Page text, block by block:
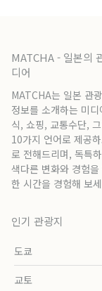
MATCHA - 일본의
디어
MATCHA는 일본 관
정보를 소개하는 미
식, 쇼핑, 교통수단,
10가지 언어로 제공
로 전해드리며, 독특
색다른 변화와 경험
한 시간을 경험해 보
인기 관광지
도쿄
교토